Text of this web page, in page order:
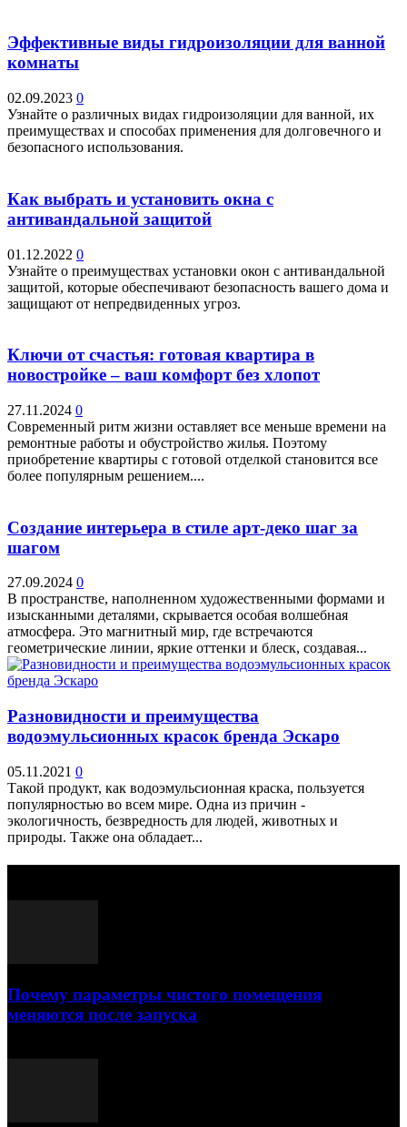
Эффективные виды гидроизоляции для ванной
комнаты
02.09.2023 0
Узнайте о различных видах гидроизоляции для ванной, их
преимуществах и способах применения для долговечного и
безопасного использования.
Как выбрать и установить окна с
антивандальной защитой
01.12.2022 0
Узнайте о преимуществах установки окон с антивандальной
защитой, которые обеспечивают безопасность вашего дома и
защищают от непредвиденных угроз.
Ключи от счастья: готовая квартира в
новостройке – ваш комфорт без хлопот
27.11.2024 0
Современный ритм жизни оставляет все меньше времени на
ремонтные работы и обустройство жилья. Поэтому
приобретение квартиры с готовой отделкой становится все
более популярным решением....
Создание интерьера в стиле арт-деко шаг за
шагом
27.09.2024 0
В пространстве, наполненном художественными формами и
изысканными деталями, скрывается особая волшебная
атмосфера. Это магнитный мир, где встречаются
геометрические линии, яркие оттенки и блеск, создавая...
Разновидности и преимущества
водоэмульсионных красок бренда Эскаро
05.11.2021 0
Такой продукт, как водоэмульсионная краска, пользуется
популярностью во всем мире. Одна из причин -
экологичность, безвредность для людей, животных и
природы. Также она обладает...
Почему параметры чистого помещения
меняются после запуска